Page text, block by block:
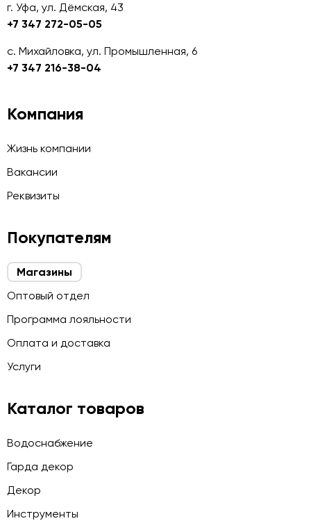
г. Уфа, ул. Дёмская, 43
+7 347 272-05-05
с. Михайловка, ул. Промышленная, 6
+7 347 216-38-04
Компания
Жизнь компании
Вакансии
Реквизиты
Покупателям
Магазины
Оптовый отдел
Программа лояльности
Оплата и доставка
Услуги
Каталог товаров
Водоснабжение
Гарда декор
Декор
Инструменты